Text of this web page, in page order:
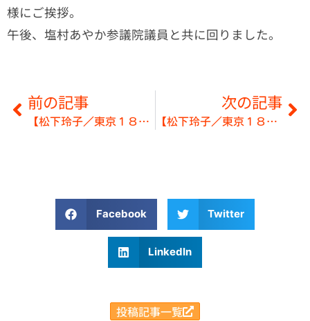
様にご挨拶。
午後、塩村あやか参議院議員と共に回りました。
前の記事
【松下玲子／東京１８区】松下玲子応援漫画
次の記事
【松下玲子／東京１８区】１０月１７日の予定
Facebook Twitter
LinkedIn
投稿記事一覧